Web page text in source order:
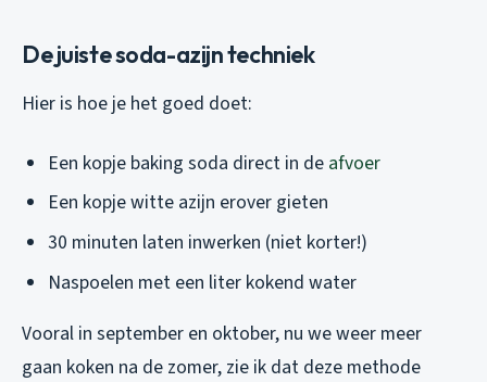
De juiste soda-azijn techniek
Hier is hoe je het goed doet:
Een kopje baking soda direct in de afvoer
Een kopje witte azijn erover gieten
30 minuten laten inwerken (niet korter!)
Naspoelen met een liter kokend water
Vooral in september en oktober, nu we weer meer
gaan koken na de zomer, zie ik dat deze methode